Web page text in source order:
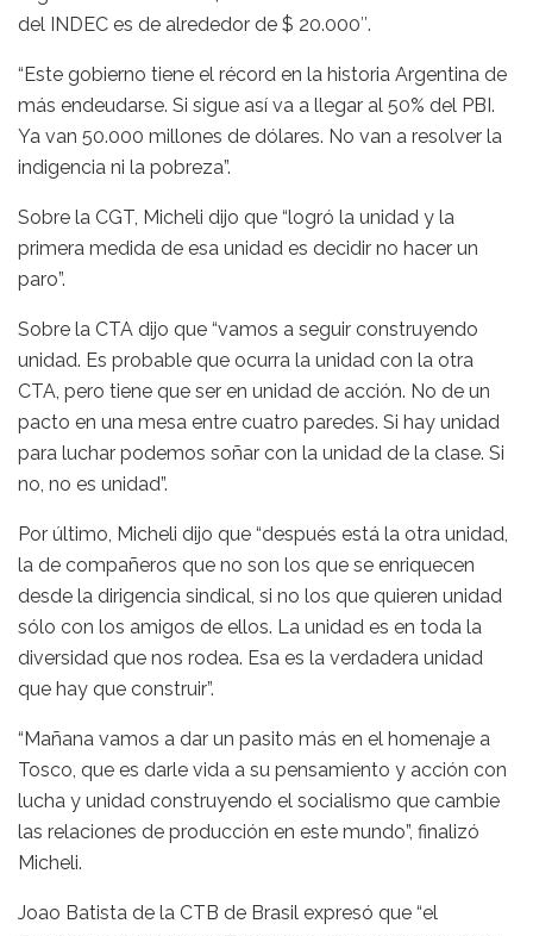
del INDEC es de alrededor de $ 20.000″.
“Este gobierno tiene el récord en la historia Argentina de
más endeudarse. Si sigue así va a llegar al 50% del PBI.
Ya van 50.000 millones de dólares. No van a resolver la
indigencia ni la pobreza”.
Sobre la CGT, Micheli dijo que “logró la unidad y la
primera medida de esa unidad es decidir no hacer un
paro”.
Sobre la CTA dijo que “vamos a seguir construyendo
unidad. Es probable que ocurra la unidad con la otra
CTA, pero tiene que ser en unidad de acción. No de un
pacto en una mesa entre cuatro paredes. Si hay unidad
para luchar podemos soñar con la unidad de la clase. Si
no, no es unidad”.
Por último, Micheli dijo que “después está la otra unidad,
la de compañeros que no son los que se enriquecen
desde la dirigencia sindical, si no los que quieren unidad
sólo con los amigos de ellos. La unidad es en toda la
diversidad que nos rodea. Esa es la verdadera unidad
que hay que construir”.
“Mañana vamos a dar un pasito más en el homenaje a
Tosco, que es darle vida a su pensamiento y acción con
lucha y unidad construyendo el socialismo que cambie
las relaciones de producción en este mundo”, finalizó
Micheli.
Joao Batista de la CTB de Brasil expresó que “el